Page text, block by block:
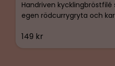
149 kr
Handriven kycklingbröstfilé
egen rödcurrygryta och
saffran. Glutenfri & Laktosfri.